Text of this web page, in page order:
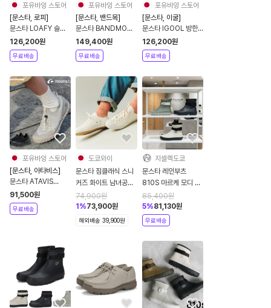
포유바잉 스토어
[문스타, 로피]
문스타 LOAFY 슬립
온 스니커즈
126,200원
무료배송
포유바잉 스토어
[문스타, 밴드목]
문스타 BANDMOC
밴드목 운동화
149,400원
무료배송
포유바잉 스토어
[문스타, 이굴]
문스타 IGOOL 방한
부츠 ET042
126,200원
무료배송
포유바잉 스토어
[문스타, 아타비스]
문스타 ATAVIS
ET046 로우컷 스니
커즈
91,500원
무료배송
도쿄와이
문스타 짐클래식 스니
커즈 화이트 남녀공용
운동화
74,900원
1 %73,900원
해외배송 39,900원
지셀렉도쿄
문스타 레인부츠
810S 마르케 모디 장
화 남녀공용 ET027
85,400원
5%81,130원
무료배송